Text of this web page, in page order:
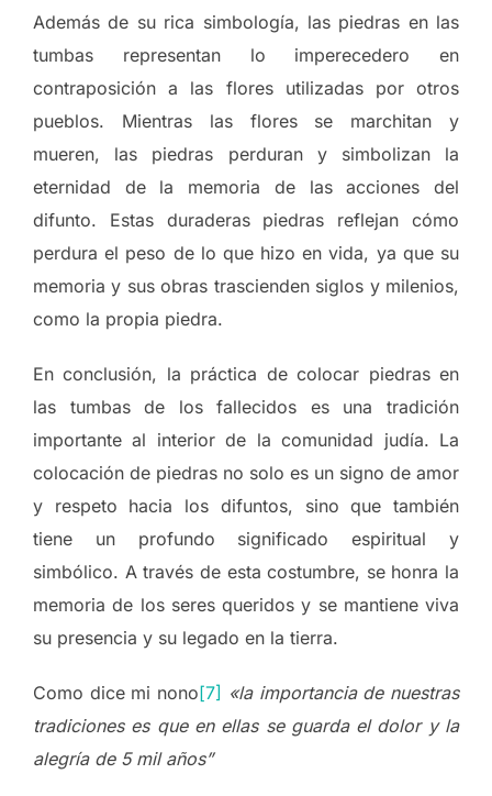
Además de su rica simbología, las piedras en las
tumbas representan lo imperecedero en
contraposición a las flores utilizadas por otros
pueblos. Mientras las flores se marchitan y
mueren, las piedras perduran y simbolizan la
eternidad de la memoria de las acciones del
difunto. Estas duraderas piedras reflejan cómo
perdura el peso de lo que hizo en vida, ya que su
memoria y sus obras trascienden siglos y milenios,
como la propia piedra.
En conclusión, la práctica de colocar piedras en
las tumbas de los fallecidos es una tradición
importante al interior de la comunidad judía. La
colocación de piedras no solo es un signo de amor
y respeto hacia los difuntos, sino que también
tiene un profundo significado espiritual y
simbólico. A través de esta costumbre, se honra la
memoria de los seres queridos y se mantiene viva
su presencia y su legado en la tierra.
Como dice mi nono[7] «la importancia de nuestras
tradiciones es que en ellas se guarda el dolor y la
alegría de 5 mil años”